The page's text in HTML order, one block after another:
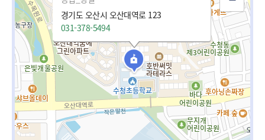
경기도 오산시 오산대역로 123
031-378-5494